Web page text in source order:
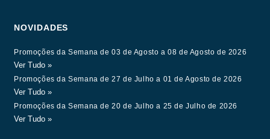
NOVIDADES
Promoções da Semana de 03 de Agosto a 08 de Agosto de 2026
Ver Tudo »
Promoções da Semana de 27 de Julho a 01 de Agosto de 2026
Ver Tudo »
Promoções da Semana de 20 de Julho a 25 de Julho de 2026
Ver Tudo »